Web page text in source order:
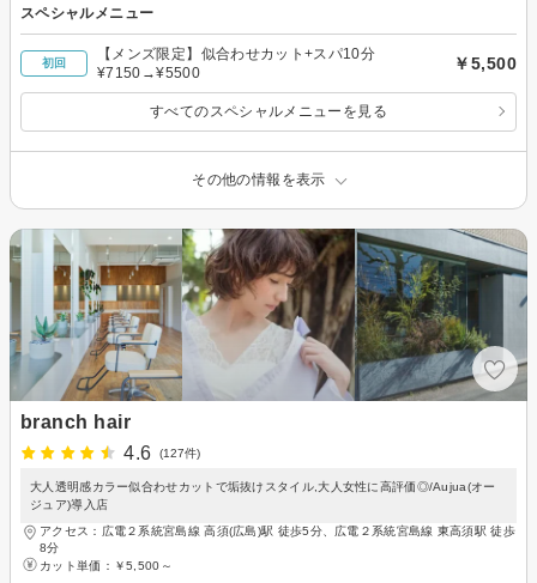
スペシャルメニュー
初回
【メンズ限定】似合わせカット+スパ10分
¥7150→¥5500
￥5,500
すべてのスペシャルメニューを見る
その他の情報を表示
branch hair
4.6
(127件)
大人透明感カラー似合わせカットで垢抜けスタイル,大人女性に高評価◎/Aujua(オー
ジュア)導入店
アクセス：広電２系統宮島線 高須(広島)駅 徒歩5分、広電２系統宮島線 東高須駅 徒歩
8分
カット単価： ￥5,500～